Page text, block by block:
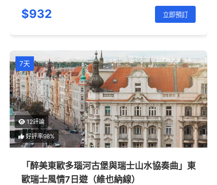
$932 立即預訂
7天
12評論
好評率98%
「醉美東歐多瑙河古堡與瑞士山水協奏曲」東
歐瑞士風情7日遊（維也納線）